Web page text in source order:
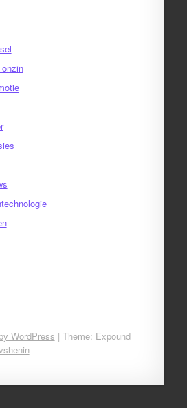
WordPress | Theme: Expound